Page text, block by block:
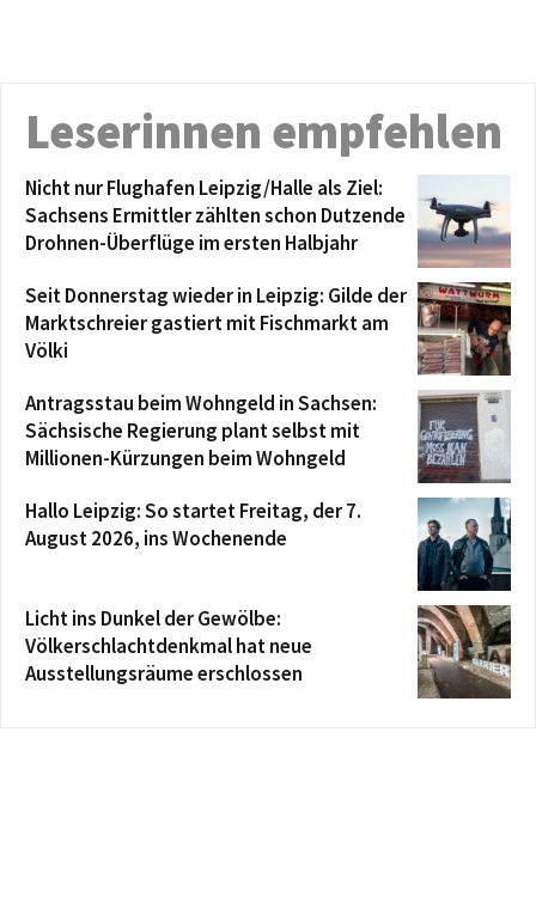
Leserinnen empfehlen
Nicht nur Flughafen Leipzig/Halle als Ziel:
Sachsens Ermittler zählten schon Dutzende
Drohnen-Überflüge im ersten Halbjahr
Seit Donnerstag wieder in Leipzig: Gilde der
Marktschreier gastiert mit Fischmarkt am
Völki
Antragsstau beim Wohngeld in Sachsen:
Sächsische Regierung plant selbst mit
Millionen-Kürzungen beim Wohngeld
Hallo Leipzig: So startet Freitag, der 7.
August 2026, ins Wochenende
Licht ins Dunkel der Gewölbe:
Völkerschlachtdenkmal hat neue
Ausstellungsräume erschlossen